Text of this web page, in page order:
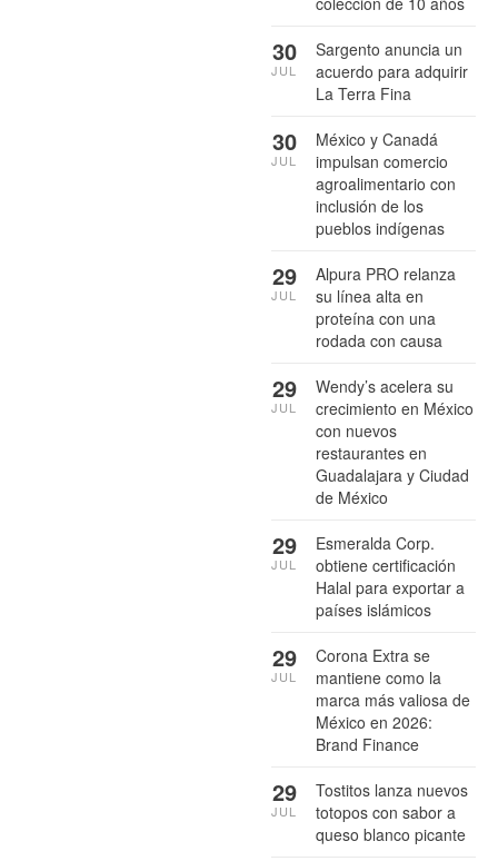
Sargento anuncia un
acuerdo para adquirir
La Terra Fina
30
JUL
México y Canadá
impulsan comercio
agroalimentario con
inclusión de los
pueblos indígenas
30
JUL
Alpura PRO relanza
su línea alta en
proteína con una
rodada con causa
29
JUL
Wendy’s acelera su
crecimiento en México
con nuevos
restaurantes en
Guadalajara y Ciudad
de México
29
JUL
Esmeralda Corp.
obtiene certificación
Halal para exportar a
países islámicos
29
JUL
Corona Extra se
mantiene como la
marca más valiosa de
México en 2026:
Brand Finance
29
JUL
Tostitos lanza nuevos
totopos con sabor a
queso blanco picante
29
JUL